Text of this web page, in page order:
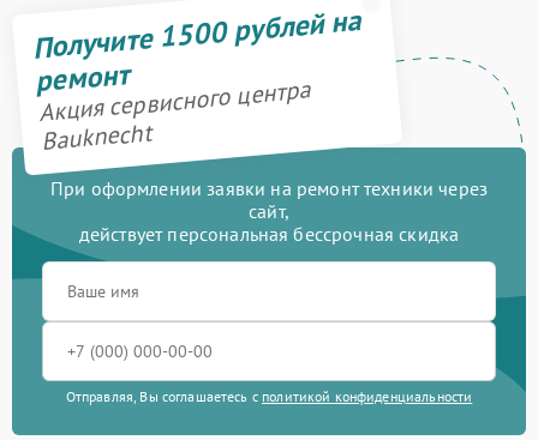
Получите 1500 рублей на
ремонт
Акция сервисного центра
Bauknecht
При оформлении заявки на ремонт техники через
сайт,
действует персональная бессрочная скидка
Отправляя, Вы соглашаетесь с политикой конфиденциальности